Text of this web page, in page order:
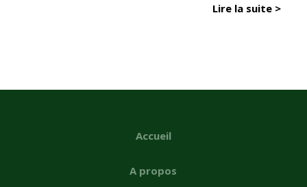
Lire la suite >
Accueil
A propos